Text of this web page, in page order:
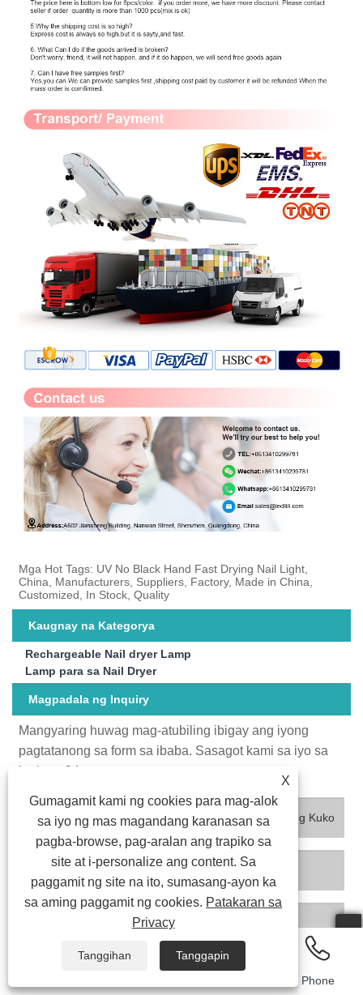
Mga Hot Tags: UV No Black Hand Fast Drying Nail Light,
China, Manufacturers, Suppliers, Factory, Made in China,
Customized, In Stock, Quality
Kaugnay na Kategorya
Rechargeable Nail dryer Lamp
Lamp para sa Nail Dryer
Magpadala ng Inquiry
Mangyaring huwag mag-atubiling ibigay ang iyong
pagtatanong sa form sa ibaba. Sasagot kami sa iyo sa
loob ng 24 na oras.
X
Gumagamit kami ng cookies para mag-alok
sa iyo ng mas magandang karanasan sa
pagba-browse, pag-aralan ang trapiko sa
site at i-personalize ang content. Sa
paggamit ng site na ito, sumasang-ayon ka
sa aming paggamit ng cookies. Patakaran sa
Privacy
Tanggihan
Tanggapin
Phone